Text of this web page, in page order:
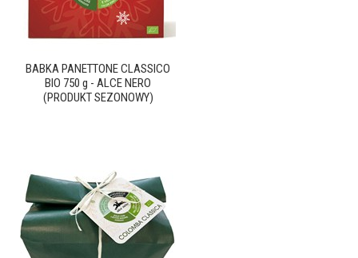
BABKA PANETTONE CLASSICO
BIO 750 g - ALCE NERO
(PRODUKT SEZONOWY)